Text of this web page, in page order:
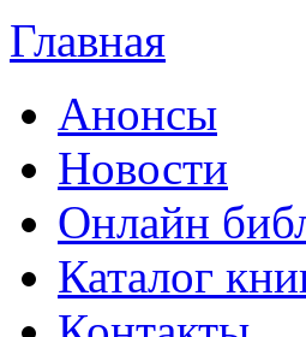
Главная
Анонсы
Новости
Онлайн
Каталог